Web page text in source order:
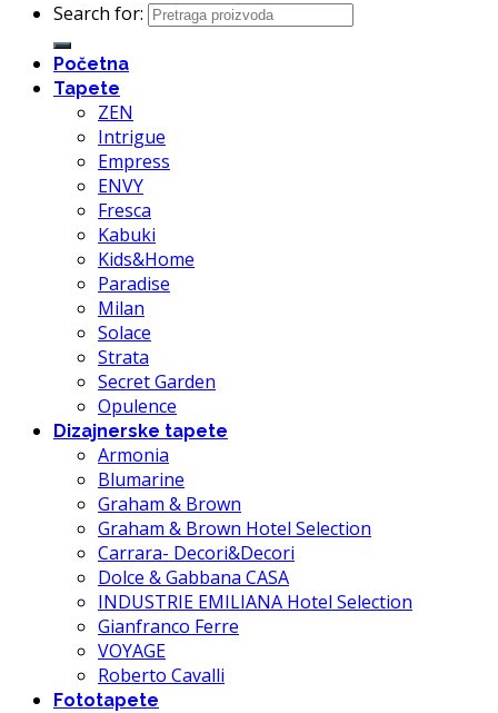
Search for:
Početna
Tapete
ZEN
Intrigue
Empress
ENVY
Fresca
Kabuki
Kids&Home
Paradise
Milan
Solace
Strata
Secret Garden
Opulence
Dizajnerske tapete
Armonia
Blumarine
Graham & Brown
Graham & Brown Hotel Selection
Carrara- Decori&Decori
Dolce & Gabbana CASA
INDUSTRIE EMILIANA Hotel Selection
Gianfranco Ferre
VOYAGE
Roberto Cavalli
Fototapete